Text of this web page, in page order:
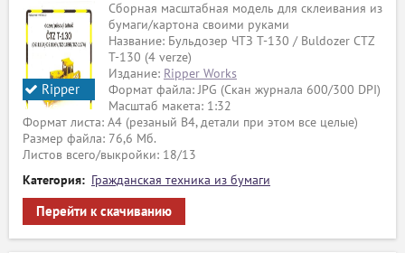
Ripper
Works
Сборная масштабная модель для склеивания из
бумаги/картона своими руками
Название: Бульдозер ЧТЗ Т-130 / Buldozer CTZ
T-130 (4 verze)
Издание: Ripper Works
Формат файла: JPG (Скан журнала 600/300 DPI)
Масштаб макета: 1:32
Формат листа: A4 (резаный B4, детали при этом все целые)
Размер файла: 76,6 Мб.
Листов всего/выкройки: 18/13
Категория: Гражданская техника из бумаги
Перейти к скачиванию